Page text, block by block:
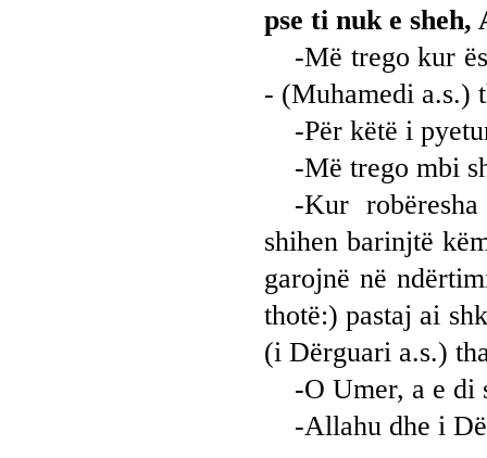
pse ti nuk e
-Më trego kur
- (Muhamedi a.s.)
-Për këtë i
-Më trego mbi
-Kur
shihen barinjtë
garojnë në
thotë:) pastaj ai
(i Dërguari a.s.)
-O Umer, a e di
-Allahu dhe i